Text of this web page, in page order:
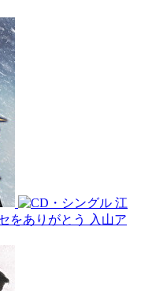
江
をありがとう
入山ア